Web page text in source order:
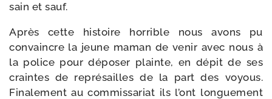
sain et sauf.
Après cette his­toire hor­rible nous avons pu
convaincre la jeune maman de venir avec nous à
la police pour dépo­ser plainte, en dépit de ses
craintes de repré­sailles de la part des voyous.
Finalement au com­mis­sa­riat ils l’ont lon­gue­ment